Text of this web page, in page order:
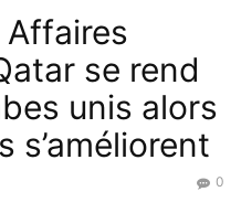
se rend
unis alors
s’améliorent
0